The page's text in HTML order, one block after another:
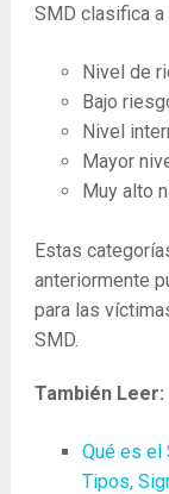
SMD clasifica
Nivel de
Bajo
Nivel
Mayor
Muy alto
Estas
anteriormente
para las
SMD.
También Leer:
Qué es el
Tipos,